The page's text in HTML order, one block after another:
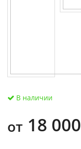
В наличии
от 18 000